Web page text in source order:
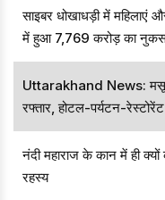
साइबर धोखाधड़ी में महिलाएं
में हुआ 7,769 करोड़ का
Uttarakhand News:
रफ्तार, होटल-पर्यटन-
नंदी महाराज के कान में ही
रहस्य